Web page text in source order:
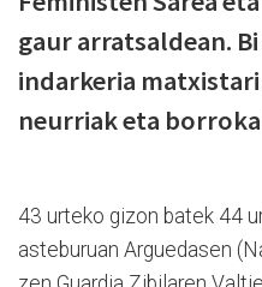
gaur arratsaldean.
indarkeria
neurriak eta
43 urteko gizon batek 44
asteburuan Arguedasen